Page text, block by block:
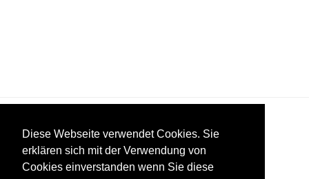
Diese Webseite verwendet Cookies. Sie
erklären sich mit der Verwendung von
Cookies einverstanden wenn Sie diese